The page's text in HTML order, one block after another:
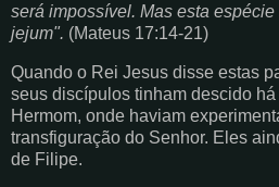
será impossível. Mas esta
jejum". (Mateus 17:14-21)
Quando o Rei Jesus disse estas
seus discípulos tinham descido
Hermom, onde haviam
transfiguração do Senhor. Eles
de Filipe.